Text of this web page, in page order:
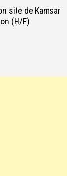
site de Kamsar
(H/F)